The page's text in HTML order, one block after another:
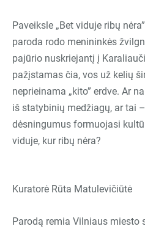
Paveiksle „Bet viduje ribų
paroda rodo menininkės
pajūrio nuskriejantį į
pažįstamas čia, vos už kelių
neprieinama „kito” erdve. Ar
iš statybinių medžiagų, ar tai
dėsningumus formuojasi
viduje, kur ribų nėra?
Kuratorė Rūta Matulevičiūtė
Parodą remia Vilniaus miesto